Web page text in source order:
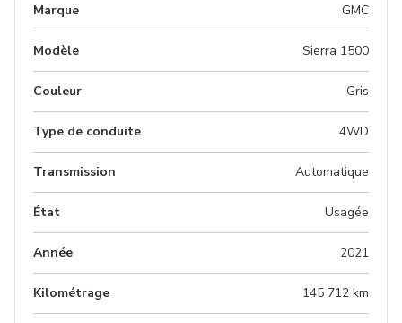
Marque GMC
Modèle Sierra 1500
Couleur Gris
Type de conduite 4WD
Transmission Automatique
État Usagée
Année 2021
Kilométrage 145 712 km